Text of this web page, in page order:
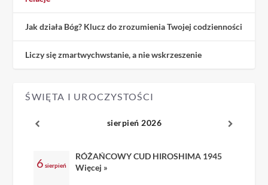
Jak działa Bóg? Klucz do zrozumienia Twojej codzienności
Liczy się zmartwychwstanie, a nie wskrzeszenie
ŚWIĘTA I UROCZYSTOŚCI
sierpień 2026
6 sierpień
RÓŻAŃCOWY CUD HIROSHIMA 1945
Więcej »